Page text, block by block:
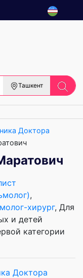
Ташкент
Доктора
,
хирург, Для
и детей
категории
Доктора